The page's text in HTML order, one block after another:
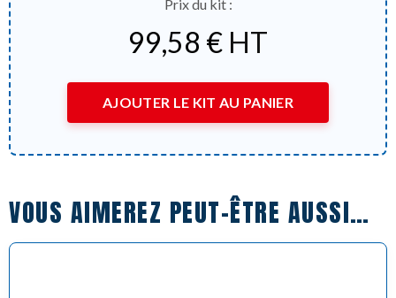
Prix du kit :
99,58 € HT
AJOUTER LE KIT AU PANIER
VOUS AIMEREZ PEUT-ÊTRE AUSSI…